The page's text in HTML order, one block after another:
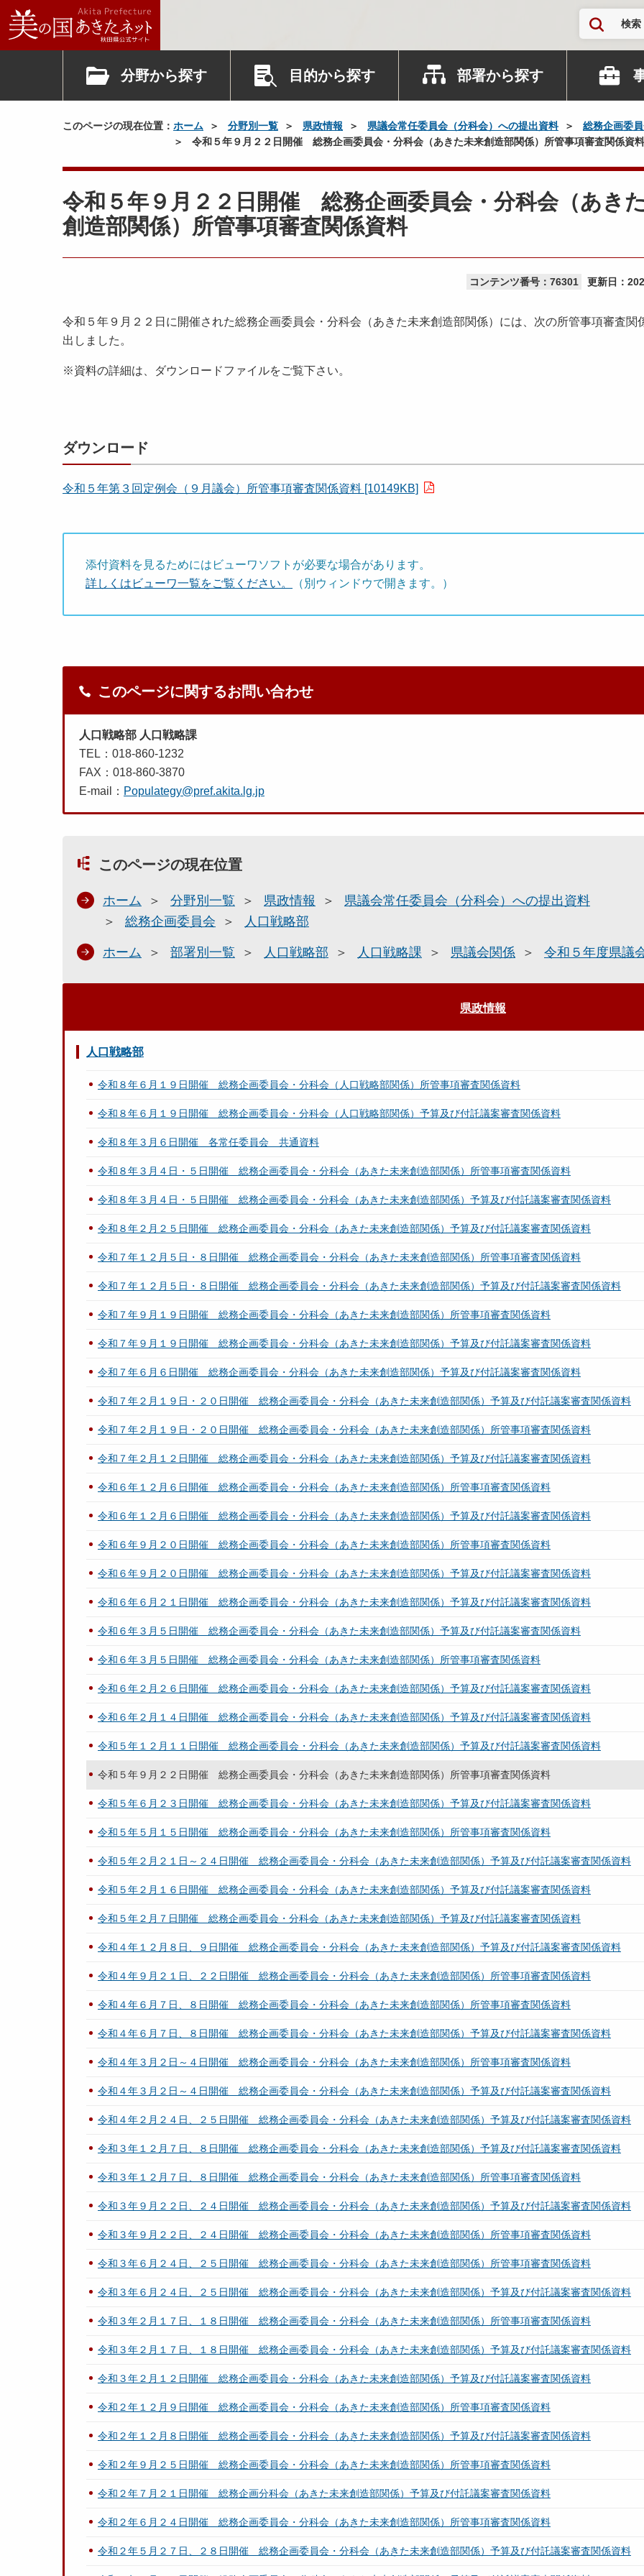
検索
分野から探す 目的から探す 部署から探す
このページの現在位置： ホーム 分野別一覧 県政情報 県議会常任委員会（分科会）への提出資料
総務企画委
令和５年９月２２日開催 総務企画委員会・分科会（あきた未来創造部関係）所管事項審査関係資料
令和５年９月２２日開催 総務企画委員会・分科会（あき
創造部関係）所管事項審査関係資料
コンテンツ番号：76301 更新日：
令和５年９月２２日に開催された総務企画委員会・分科会（あきた未来創造部関係）には、次の所管事項審査関
出しました。
※資料の詳細は、ダウンロードファイルをご覧下さい。
ダウンロード
令和５年第３回定例会（９月議会）所管事項審査関係資料 [10149KB]
添付資料を見るためにはビューワソフトが必要な場合があります。
詳しくはビューワ一覧をご覧ください。
（別ウィンドウで開きます。）
このページに関するお問い合わせ
人口戦略部 人口戦略課
TEL：018-860-1232
FAX：018-860-3870
E-mail： Populategy@pref.akita.lg.jp
このページの現在位置
ホーム 分野別一覧 県政情報
県議会常任委員会（分科会）への提出資料
総務企画委員会
人口戦略部
ホーム 部署別一覧 人口戦略部 人口戦略課 県議会関係 令和５年度県議
県政情報
人口戦略部
令和８年６月１９日開催 総務企画委員会・分科会（人口戦略部関係）所管事項審査関係資料
令和８年６月１９日開催 総務企画委員会・分科会（人口戦略部関係）予算及び付託議案審査関係資料
令和８年３月６日開催 各常任委員会 共通資料
令和８年３月４日・５日開催 総務企画委員会・分科会（あきた未来創造部関係）所管事項審査関係資料
令和８年３月４日・５日開催 総務企画委員会・分科会（あきた未来創造部関係）予算及び付託議案審査関係資料
令和８年２月２５日開催 総務企画委員会・分科会（あきた未来創造部関係）予算及び付託議案審査関係資料
令和７年１２月５日・８日開催 総務企画委員会・分科会（あきた未来創造部関係）所管事項審査関係資料
令和７年１２月５日・８日開催 総務企画委員会・分科会（あきた未来創造部関係）予算及び付託議案審査関係資料
令和７年９月１９日開催 総務企画委員会・分科会（あきた未来創造部関係）所管事項審査関係資料
令和７年９月１９日開催 総務企画委員会・分科会（あきた未来創造部関係）予算及び付託議案審査関係資料
令和７年６月６日開催 総務企画委員会・分科会（あきた未来創造部関係）予算及び付託議案審査関係資料
令和７年２月１９日・２０日開催 総務企画委員会・分科会（あきた未来創造部関係）予算及び付託議案審査関係資料
令和７年２月１９日・２０日開催 総務企画委員会・分科会（あきた未来創造部関係）所管事項審査関係資料
令和７年２月１２日開催 総務企画委員会・分科会（あきた未来創造部関係）予算及び付託議案審査関係資料
令和６年１２月６日開催 総務企画委員会・分科会（あきた未来創造部関係）所管事項審査関係資料
令和６年１２月６日開催 総務企画委員会・分科会（あきた未来創造部関係）予算及び付託議案審査関係資料
令和６年９月２０日開催 総務企画委員会・分科会（あきた未来創造部関係）所管事項審査関係資料
令和６年９月２０日開催 総務企画委員会・分科会（あきた未来創造部関係）予算及び付託議案審査関係資料
令和６年６月２１日開催 総務企画委員会・分科会（あきた未来創造部関係）予算及び付託議案審査関係資料
令和６年３月５日開催 総務企画委員会・分科会（あきた未来創造部関係）予算及び付託議案審査関係資料
令和６年３月５日開催 総務企画委員会・分科会（あきた未来創造部関係）所管事項審査関係資料
令和６年２月２６日開催 総務企画委員会・分科会（あきた未来創造部関係）予算及び付託議案審査関係資料
令和６年２月１４日開催 総務企画委員会・分科会（あきた未来創造部関係）予算及び付託議案審査関係資料
令和５年１２月１１日開催 総務企画委員会・分科会（あきた未来創造部関係）予算及び付託議案審査関係資料
令和５年９月２２日開催 総務企画委員会・分科会（あきた未来創造部関係）所管事項審査関係資料
令和５年６月２３日開催 総務企画委員会・分科会（あきた未来創造部関係）予算及び付託議案審査関係資料
令和５年５月１５日開催 総務企画委員会・分科会（あきた未来創造部関係）所管事項審査関係資料
令和５年２月２１日～２４日開催 総務企画委員会・分科会（あきた未来創造部関係）予算及び付託議案審査関係資料
令和５年２月１６日開催 総務企画委員会・分科会（あきた未来創造部関係）予算及び付託議案審査関係資料
令和５年２月７日開催 総務企画委員会・分科会（あきた未来創造部関係）予算及び付託議案審査関係資料
令和４年１２月８日、９日開催 総務企画委員会・分科会（あきた未来創造部関係）予算及び付託議案審査関係資料
令和４年９月２１日、２２日開催 総務企画委員会・分科会（あきた未来創造部関係）所管事項審査関係資料
令和４年６月７日、８日開催 総務企画委員会・分科会（あきた未来創造部関係）所管事項審査関係資料
令和４年６月７日、８日開催 総務企画委員会・分科会（あきた未来創造部関係）予算及び付託議案審査関係資料
令和４年３月２日～４日開催 総務企画委員会・分科会（あきた未来創造部関係）所管事項審査関係資料
令和４年３月２日～４日開催 総務企画委員会・分科会（あきた未来創造部関係）予算及び付託議案審査関係資料
令和４年２月２４日、２５日開催 総務企画委員会・分科会（あきた未来創造部関係）予算及び付託議案審査関係資料
令和３年１２月７日、８日開催 総務企画委員会・分科会（あきた未来創造部関係）予算及び付託議案審査関係資料
令和３年１２月７日、８日開催 総務企画委員会・分科会（あきた未来創造部関係）所管事項審査関係資料
令和３年９月２２日、２４日開催 総務企画委員会・分科会（あきた未来創造部関係）予算及び付託議案審査関係資料
令和３年９月２２日、２４日開催 総務企画委員会・分科会（あきた未来創造部関係）所管事項審査関係資料
令和３年６月２４日、２５日開催 総務企画委員会・分科会（あきた未来創造部関係）所管事項審査関係資料
令和３年６月２４日、２５日開催 総務企画委員会・分科会（あきた未来創造部関係）予算及び付託議案審査関係資料
令和３年２月１７日、１８日開催 総務企画委員会・分科会（あきた未来創造部関係）所管事項審査関係資料
令和３年２月１７日、１８日開催 総務企画委員会・分科会（あきた未来創造部関係）予算及び付託議案審査関係資料
令和３年２月１２日開催 総務企画委員会・分科会（あきた未来創造部関係）予算及び付託議案審査関係資料
令和２年１２月９日開催 総務企画委員会・分科会（あきた未来創造部関係）所管事項審査関係資料
令和２年１２月８日開催 総務企画委員会・分科会（あきた未来創造部関係）予算及び付託議案審査関係資料
令和２年９月２５日開催 総務企画委員会・分科会（あきた未来創造部関係）所管事項審査関係資料
令和２年７月２１日開催 総務企画分科会（あきた未来創造部関係）予算及び付託議案審査関係資料
令和２年６月２４日開催 総務企画委員会・分科会（あきた未来創造部関係）所管事項審査関係資料
令和２年５月２７日、２８日開催 総務企画委員会・分科会（あきた未来創造部関係）予算及び付託議案審査関係資料